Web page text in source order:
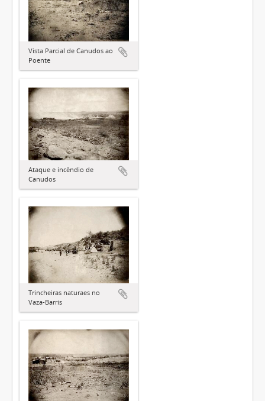
Vista Parcial de Canudos ao
Poente
Ataque e incêndio de
Canudos
Trincheiras naturaes no
Vaza-Barris